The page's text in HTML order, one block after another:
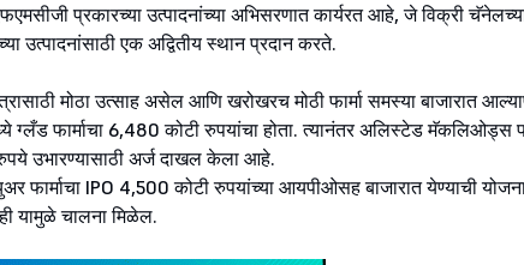
प्रकारच्या उत्पादनांच्या अभिसरणात कार्यरत आहे, जे विक्री
उत्पादनांसाठी एक अद्वितीय स्थान प्रदान करते.
क्षेत्रासाठी मोठा उत्साह असेल आणि खरोखरच मोठी फार्मा समस्या बाजारात
ग्लँड फार्माचा 6,480 कोटी रुपयांचा होता. त्यानंतर अलिस्टेड मॅकलिओड्स
उभारण्यासाठी अर्ज दाखल केला आहे.
फार्माचा IPO 4,500 कोटी रुपयांच्या आयपीओसह बाजारात येण्याची
यामुळे चालना मिळेल.